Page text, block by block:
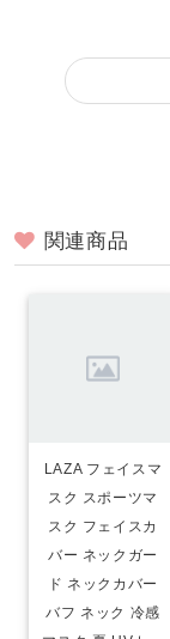
関連商品
LAZA フェイスマ
スク スポーツマ
スク フェイスカ
バー ネックガー
ド ネックカバー
バフ ネック 冷感